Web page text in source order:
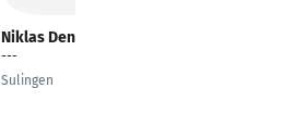
Niklas Denker
---
Sulingen